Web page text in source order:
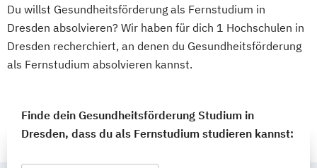
Du willst Gesundheitsförderung als Fernstudium in
Dresden absolvieren? Wir haben für dich 1 Hochschulen in
Dresden recherchiert, an denen du Gesundheitsförderung
als Fernstudium absolvieren kannst.
Finde dein Gesundheitsförderung Studium in
Dresden, dass du als Fernstudium studieren kannst: